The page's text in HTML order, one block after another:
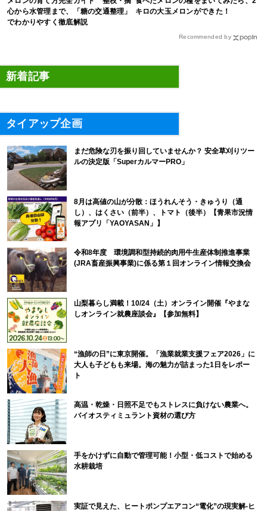
心から水管理まで、「糖の交通整理」
でわかりやすく徹底解説
キロの大玉メロンができた！
Recommended by
新着記事
タイアップ企画
まだ危険な刃を振り回していませんか？ 安全草刈りツー
ルの決定版「SuperカルマーPRO」
8月は高値の山が分散：ほうれんそう・きゅうり（通
し）、はくさい（前半）、トマト（後半）【青果市況情
報アプリ「YAOYASAN」】
令和8年度 環境調和型持続的肉用牛生産体制推進事業
(JRA畜産振興事業)に係る第１回オンライン情報交換会
山梨暮らし満載！10/24（土）オンライン開催『やまな
しオンライン就農座談会』【参加無料】
“漁師の日”に東京開催。「漁業就業支援フェア2026」に
大人も子どもも来場。海の魅力が詰まった1日をレポー
ト
高温・乾燥・日照不足でもストレスに負けない農業へ。
バイオスティミュラント資材の選び方
手をかけずに自動で管理可能！小型・低コストで始める
水耕栽培
実証で見えた、ヒートポンプエアコン“電化”の現実解-ヒ